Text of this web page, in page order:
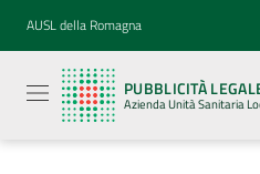
Vai al contenuto
Vai alla navigazione
Vai al footer
AUSL della Romagna
PUBBLICITÀ
Azienda Unità Sanitaria
legale
Azienda
Unità
Locale della